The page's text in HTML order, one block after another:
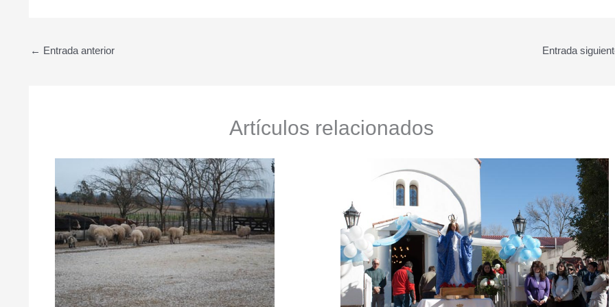
← Entrada anterior Entrada
Artículos relacionados